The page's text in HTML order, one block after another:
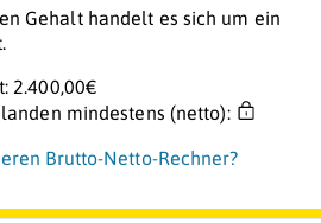
Gehalt handelt es sich um ein
2.400,00€
mindestens (netto):
Brutto-Netto-Rechner?